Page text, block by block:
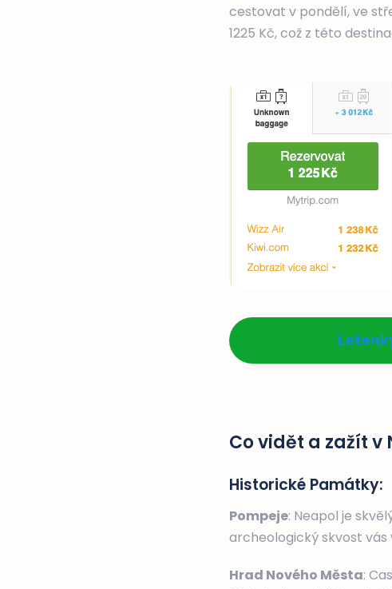
cestovat v pondělí, ve
1225 Kč, což z této
Co vidět a zažít v
Historické Památky:
Pompeje: Neapol je
archeologický skvost
Hrad Nového Města: